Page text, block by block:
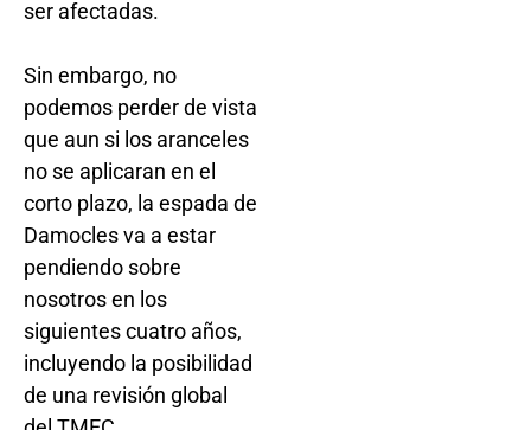
ser afectadas.
Sin embargo, no
podemos perder de vista
que aun si los aranceles
no se aplicaran en el
corto plazo, la espada de
Damocles va a estar
pendiendo sobre
nosotros en los
siguientes cuatro años,
incluyendo la posibilidad
de una revisión global